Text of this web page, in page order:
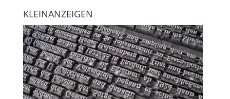
KLEINANZEIGEN